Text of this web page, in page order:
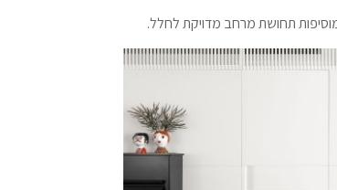
תחושת מרחב מדויקת לחלל.